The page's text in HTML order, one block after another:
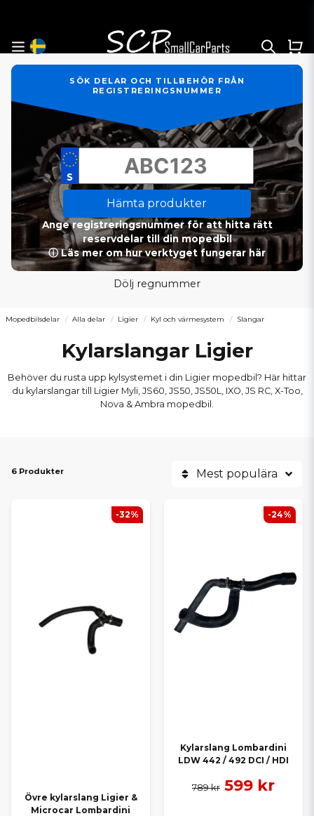
SÖK DELAR OCH TILLBEHÖR FRÅN
REGISTRERINGSNUMMER
Hämta produkter
Ange registreringsnummer för att hitta rätt
reservdelar till din mopedbil
ⓘ Läs mer om hur verktyget fungerar här
Dölj regnummer
Mopedbilsdelar Alla delar Ligier Kyl och värmesystem Slangar
Kylarslangar Ligier
Behöver du rusta upp kylsystemet i din Ligier mopedbil? Här hittar
du kylarslangar till Ligier Myli, JS60, JS50, JS50L, IXO, JS RC, X-Too,
Nova & Ambra mopedbil.
6 Produkter Mest populära
Övre kylarslang Ligier &
Microcar Lombardini
-32%
Kylarslang Lombardini
LDW 442 / 492 DCI / HDI
789 kr 599 kr
-24%